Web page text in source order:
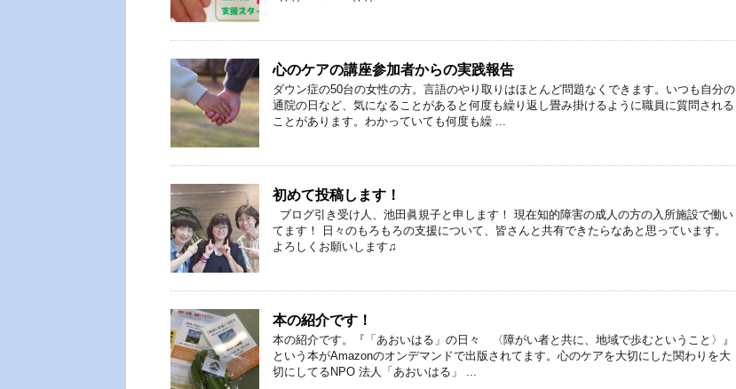
心のケアの講座参加者からの実践報告
ダウン症の50台の女性の方。言語のやり取りはほとんど問題なくできます。いつも自分の
通院の日など、気になることがあると何度も繰り返し畳み掛けるように職員に質問される
ことがあります。わかっていても何度も繰 ...
初めて投稿します！
ブログ引き受け人、池田眞規子と申します！ 現在知的障害の成人の方の入所施設で働い
てます！ 日々のもろもろの支援について、皆さんと共有できたらなあと思っています。
よろしくお願いします♫
本の紹介です！
本の紹介です。『「あおいはる」の日々 〈障がい者と共に、地域で歩むということ〉』
という本がAmazonのオンデマンドで出版されてます。心のケアを大切にした関わりを大
切にしてるNPO 法人「あおいはる」 ...